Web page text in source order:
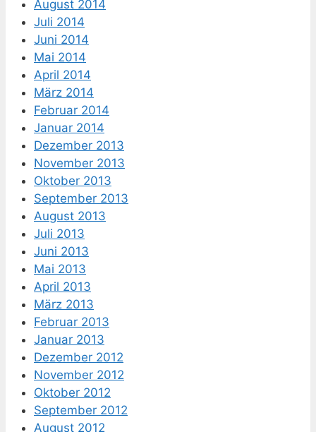
August 2014
Juli 2014
Juni 2014
Mai 2014
April 2014
März 2014
Februar 2014
Januar 2014
Dezember 2013
November 2013
Oktober 2013
September 2013
August 2013
Juli 2013
Juni 2013
Mai 2013
April 2013
März 2013
Februar 2013
Januar 2013
Dezember 2012
November 2012
Oktober 2012
September 2012
August 2012